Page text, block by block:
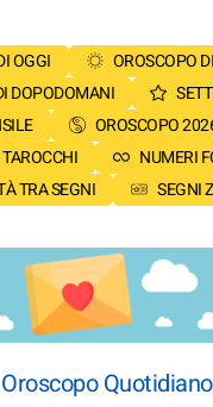
OGGI
OROSCOPO
DOPODOMANI
OROSCOPO
NUMERI
TRA SEGNI
SEGNI
Quotidiano